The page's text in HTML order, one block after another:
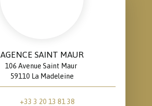
AGENCE SAINT MAUR
106 Avenue Saint Maur
59110 La Madeleine
+33 3 20 13 81 38